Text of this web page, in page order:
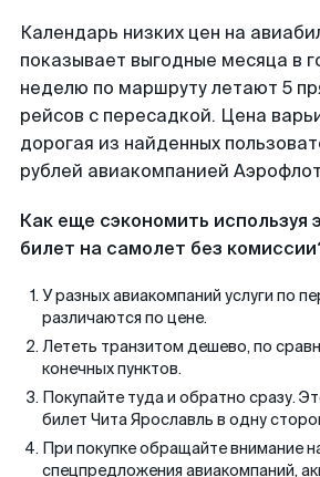
Календарь низких цен на
показывает выгодные месяца в
неделю по маршруту летают 5
рейсов с пересадкой. Цена
дорогая из найденных
рублей авиакомпанией
Как еще сэкономить используя
билет на самолет без
У разных авиакомпаний услуги по
различаются по цене.
Лететь транзитом дешево, по
конечных пунктов.
Покупайте туда и обратно сразу.
билет Чита Ярославль в одну
При покупке обращайте внимание
спецпредложения авиакомпаний,